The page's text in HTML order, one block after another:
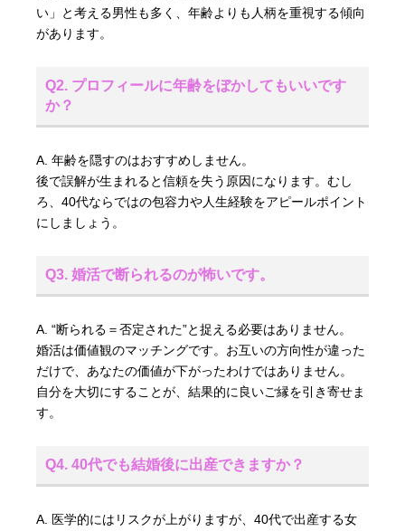
い」と考える男性も多く、年齢よりも人柄を重視する傾向
があります。
Q2. プロフィールに年齢をぼかしてもいいです
か？
A. 年齢を隠すのはおすすめしません。
後で誤解が生まれると信頼を失う原因になります。むし
ろ、40代ならではの包容力や人生経験をアピールポイント
にしましょう。
Q3. 婚活で断られるのが怖いです。
A. “断られる＝否定された”と捉える必要はありません。
婚活は価値観のマッチングです。お互いの方向性が違った
だけで、あなたの価値が下がったわけではありません。
自分を大切にすることが、結果的に良いご縁を引き寄せま
す。
Q4. 40代でも結婚後に出産できますか？
A. 医学的にはリスクが上がりますが、40代で出産する女